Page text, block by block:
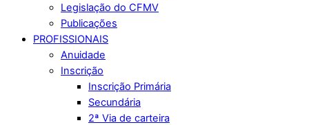
Legislação do CFMV
Publicações
PROFISSIONAIS
Anuidade
Inscrição
Inscrição Primária
Secundária
2ª Via de carteira